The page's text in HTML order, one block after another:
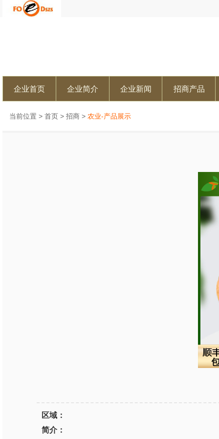
企业首页 企业简介 企业新闻 招商产品
当前位置 > 首页 > 招商 > 农业-产品展示
区域：
简介：